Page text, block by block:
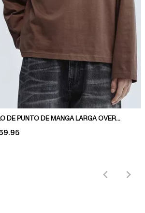
POLO DE PUNTO DE MANGA LARGA OVERSIZED FIT